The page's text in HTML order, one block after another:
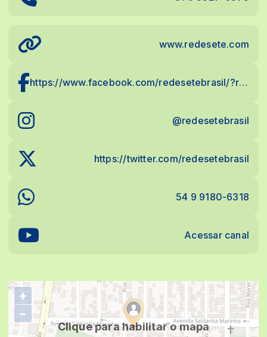
www.redesete.com
https://www.facebook.com/redesetebrasil/?ref=settings
@redesetebrasil
https://twitter.com/redesetebrasil
54 9 9180-6318
Acessar canal
Clique para habilitar o mapa
+
−